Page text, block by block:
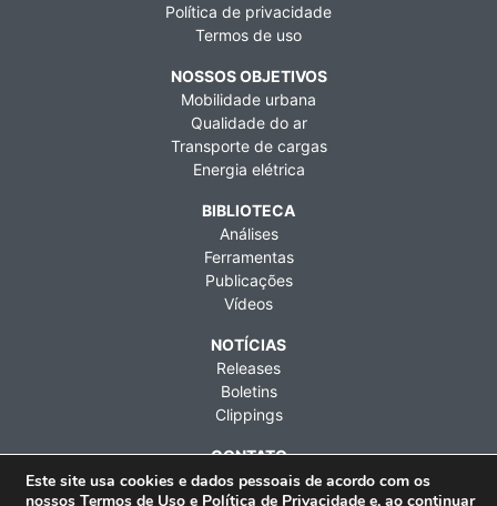
Política de privacidade
Termos de uso
NOSSOS OBJETIVOS
Mobilidade urbana
Qualidade do ar
Transporte de cargas
Energia elétrica
BIBLIOTECA
Análises
Ferramentas
Publicações
Vídeos
NOTÍCIAS
Releases
Boletins
Clippings
CONTATO
Fale conosco
Imprensa
Este site usa cookies e dados pessoais de acordo com os
nossos Termos de Uso e Política de Privacidade e, ao continuar